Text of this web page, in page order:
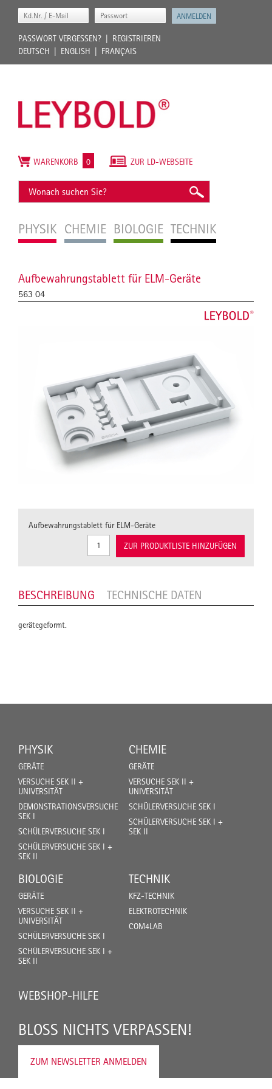
PASSWORT VERGESSEN?
REGISTRIEREN
DEUTSCH
ENGLISH FRANÇAIS
PHYSIK CHEMIE BIOLOGIE TECHNIK
ZUR LD-WEBSEITE
WARENKORB 0
Aufbewahrungstablett für ELM-Geräte
563 04
Aufbewahrungstablett für ELM-Geräte
ZUR PRODUKTLISTE HINZUFÜGEN
BESCHREIBUNG TECHNISCHE DATEN
gerätegeformt.
PHYSIK
GERÄTE
VERSUCHE SEK II +
UNIVERSITÄT
DEMONSTRATIONSVERSUCHE
SEK I
SCHÜLERVERSUCHE SEK I
SCHÜLERVERSUCHE SEK I +
SEK II
CHEMIE
GERÄTE
VERSUCHE SEK II +
UNIVERSITÄT
SCHÜLERVERSUCHE SEK I
SCHÜLERVERSUCHE SEK I +
SEK II
BIOLOGIE
GERÄTE
VERSUCHE SEK II +
UNIVERSITÄT
SCHÜLERVERSUCHE SEK I
SCHÜLERVERSUCHE SEK I +
SEK II
TECHNIK
KFZ-TECHNIK
ELEKTROTECHNIK
COM4LAB
WEBSHOP-HILFE
BLOSS NICHTS VERPASSEN!
ZUM NEWSLETTER ANMELDEN